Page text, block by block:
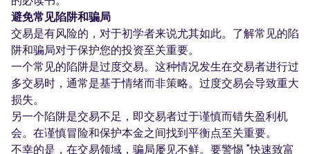
避免常见陷阱和骗局
交易是有风险的，对于初学者来说尤其如此。了解常见的陷
阱和骗局对于保护您的投资至关重要。
一个常见的陷阱是过度交易。这种情况发生在交易者进行过
多交易时，通常是基于情绪而非策略。过度交易会导致重大
损失。
另一个陷阱是交易不足，即交易者过于谨慎而错失盈利机
会。在谨慎冒险和保护本金之间找到平衡点至关重要。
不幸的是，在交易领域，骗局屡见不鲜。要警惕 "快速致富